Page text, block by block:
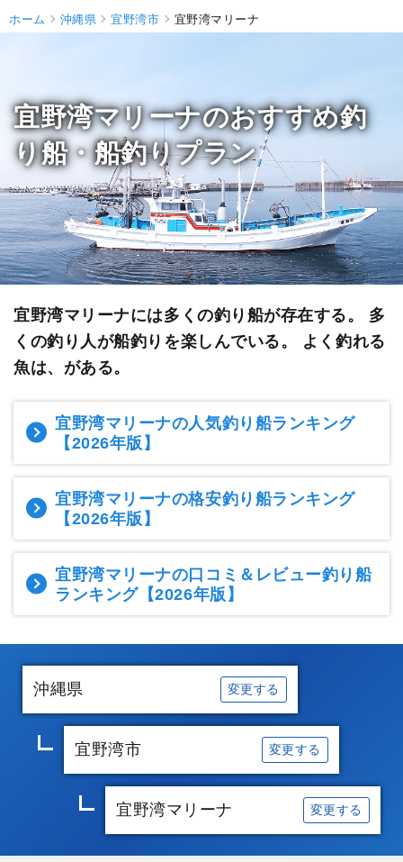
ホーム 沖縄県 宜野湾市 宜野湾マリーナ
宜野湾マリーナのおすすめ釣
り船・船釣りプラン
宜野湾マリーナには多くの釣り船が存在する。 多
くの釣り人が船釣りを楽しんでいる。
よく釣れる
魚は、がある。
宜野湾マリーナの人気釣り船ランキング
【2026年版】
宜野湾マリーナの格安釣り船ランキング
【2026年版】
宜野湾マリーナの口コミ＆レビュー釣り船
ランキング【2026年版】
沖縄県 変更する
宜野湾市 変更する
宜野湾マリーナ 変更する